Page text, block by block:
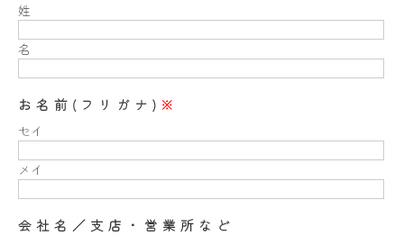
姓
名
お名前(フリガナ) ※
セイ
メイ
会社名／支店・営業所など